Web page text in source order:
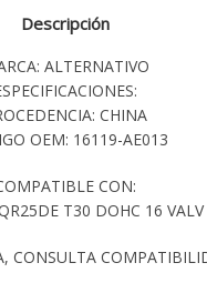
Descripción
ALTERNATIVO
CHINA
OEM: 16119-AE013
CON:
T30 DOHC 16
CONSULTA